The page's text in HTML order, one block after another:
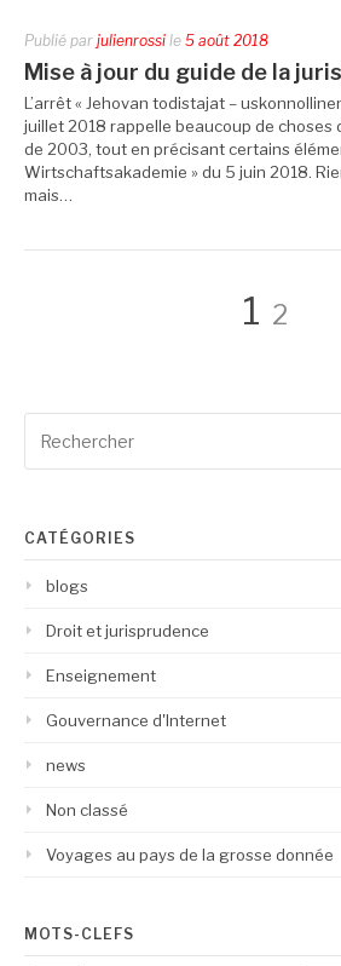
Publié par julienrossi le 5 août 2018
Mise à jour du guide de la
L’arrêt « Jehovan todistajat –
juillet 2018 rappelle beaucoup de choses
de 2003, tout en précisant certains
Wirtschaftsakademie » du 5 juin 2018.
mais…
Pagination
des
Page
1 Page
2
pour
:
CATÉGORIES
blogs
Droit et jurisprudence
Enseignement
Gouvernance d'Internet
news
Non classé
Voyages au pays de la grosse donnée
MOTS-CLEFS